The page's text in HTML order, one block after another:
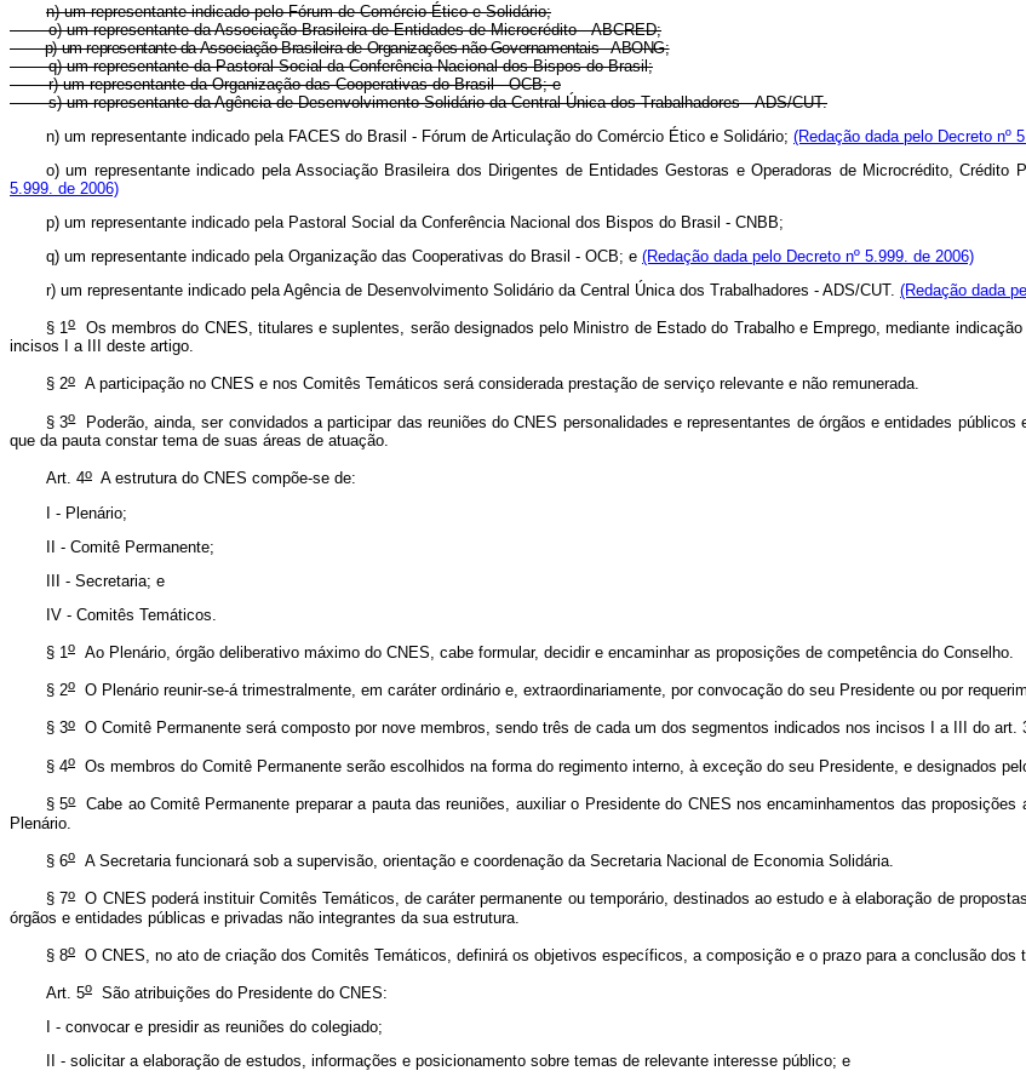
n) um representante indicado pelo Fórum de Comércio Ético e Solidário;
o) um representante da Associação Brasileira de Entidades de Microcrédito - ABCRED;
p) um representante da Associação Brasileira de Organizações não Governamentais - ABONG;
q) um representante da Pastoral Social da Conferência Nacional dos Bispos do Brasil;
r) um representante da Organização das Cooperativas do Brasil - OCB; e
s) um representante da Agência de Desenvolvimento Solidário da Central Única dos Trabalhadores - ADS/CUT.
n) um representante indicado pela FACES do Brasil - Fórum de Articulação do Comércio Ético e Solidário; (Redação dada pelo Decreto nº
o) um representante indicado pela Associação Brasileira dos Dirigentes de Entidades Gestoras e Operadoras de Microcrédito,
5.999. de 2006)
p) um representante indicado pela Pastoral Social da Conferência Nacional dos Bispos do Brasil - CNBB;
q) um representante indicado pela Organização das Cooperativas do Brasil - OCB; e (Redação dada pelo Decreto nº 5.999. de 2006)
r) um representante indicado pela Agência de Desenvolvimento Solidário da Central Única dos Trabalhadores - ADS/CUT. (Redação dada
§ 1oOs membros do CNES, titulares e suplentes, serão designados pelo Ministro de Estado do Trabalho e Emprego, mediante
incisos I a III deste artigo.
§ 2o A participação no CNES e nos Comitês Temáticos será considerada prestação de serviço relevante e não remunerada.
§ 3oPoderão, ainda, ser convidados a participar das reuniões do CNES personalidades e representantes de órgãos e entidades
que da pauta constar tema de suas áreas de atuação.
Art. 4o A estrutura do CNES compõe-se de:
I - Plenário;
II - Comitê Permanente;
III - Secretaria; e
IV - Comitês Temáticos.
§ 1 o Ao Plenário, órgão deliberativo máximo do CNES, cabe formular, decidir e encaminhar as proposições de competência do Conselho.
§ 2o O Plenário reunir-se-á trimestralmente, em caráter ordinário e, extraordinariamente, por convocação do seu Presidente ou por
§ 3o O Comitê Permanente será composto por nove membros, sendo três de cada um dos segmentos indicados nos incisos I a III do art.
§ 4o Os membros do Comitê Permanente serão escolhidos na forma do regimento interno, à exceção do seu Presidente, e designados
§ 5oCabe ao Comitê Permanente preparar a pauta das reuniões, auxiliar o Presidente do CNES nos encaminhamentos das
Plenário.
§ 6o A Secretaria funcionará sob a supervisão, orientação e coordenação da Secretaria Nacional de Economia Solidária.
§ 7oO CNES poderá instituir Comitês Temáticos, de caráter permanente ou temporário, destinados ao estudo e à elaboração de
órgãos e entidades públicas e privadas não integrantes da sua estrutura.
§ 8o O CNES, no ato de criação dos Comitês Temáticos, definirá os objetivos específicos, a composição e o prazo para a conclusão dos
Art. 5o
São atribuições do Presidente do CNES:
I - convocar e presidir as reuniões do colegiado;
II - solicitar a elaboração de estudos, informações e posicionamento sobre temas de relevante interesse público; e